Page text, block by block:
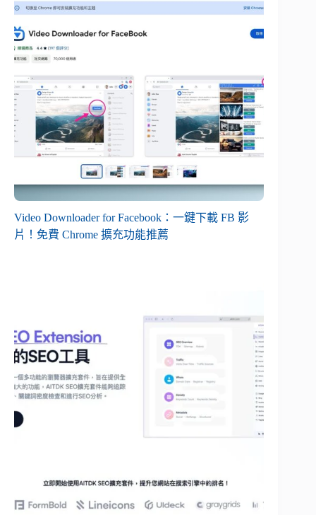
Video Downloader for Facebook：一鍵下載 FB 影
片！免費 Chrome 擴充功能推薦